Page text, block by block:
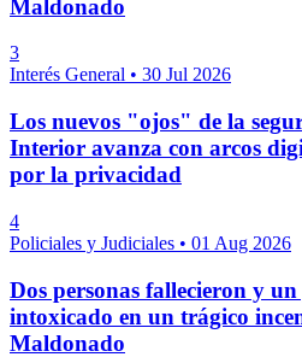
Maldonado
3
Interés General • 30 Jul 2026
Los nuevos "ojos" de la
Interior avanza con arcos
por la privacidad
4
Policiales y Judiciales • 01 Aug 2026
Dos personas fallecieron y
intoxicado en un trágico
Maldonado